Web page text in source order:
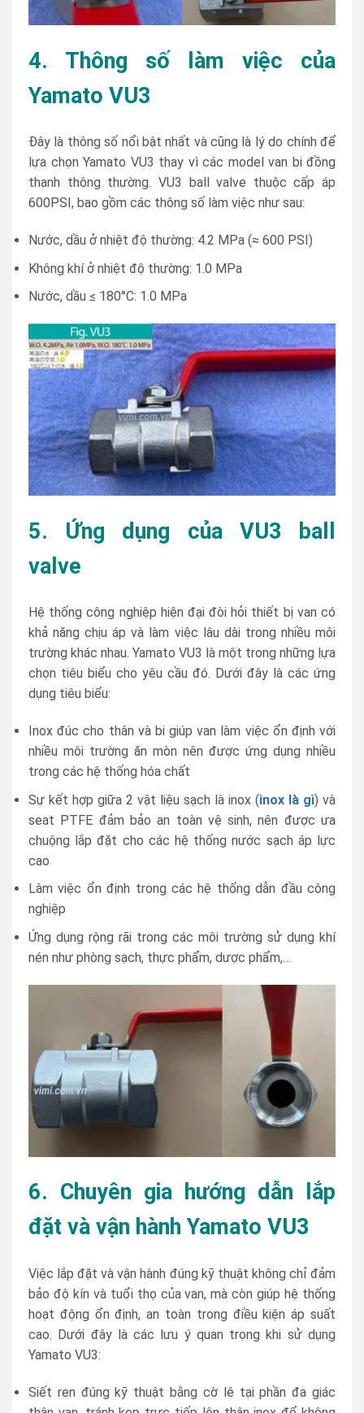
4. Thông số làm việc của
Yamato VU3
Đây là thông số nổi bật nhất và cũng là lý do chính để
lựa chọn Yamato VU3 thay vì các model van bi đồng
thanh thông thường. VU3 ball valve thuộc cấp áp
600PSI, bao gồm các thông số làm việc như sau:
Nước, dầu ở nhiệt độ thường: 4.2 MPa (≈ 600 PSI)
Không khí ở nhiệt độ thường: 1.0 MPa
Nước, dầu ≤ 180°C: 1.0 MPa
5. Ứng dụng của VU3 ball
valve
Hệ thống công nghiệp hiện đại đòi hỏi thiết bị van có
khả năng chịu áp và làm việc lâu dài trong nhiều môi
trường khác nhau. Yamato VU3 là một trong những lựa
chọn tiêu biểu cho yêu cầu đó. Dưới đây là các ứng
dụng tiêu biểu:
Inox đúc cho thân và bi giúp van làm việc ổn định với
nhiều môi trường ăn mòn nên được ứng dụng nhiều
trong các hệ thống hóa chất
Sự kết hợp giữa 2 vật liệu sạch là inox (inox là gì) và
seat PTFE đảm bảo an toàn vệ sinh, nên được ưa
chuộng lắp đặt cho các hệ thống nước sạch áp lực
cao
Làm việc ổn định trong các hệ thống dẫn đầu công
nghiệp
Ứng dụng rộng rãi trong các môi trường sử dụng khí
nén như phòng sạch, thực phẩm, dược phẩm,…
6. Chuyên gia hướng dẫn lắp
đặt và vận hành Yamato VU3
Việc lắp đặt và vận hành đúng kỹ thuật không chỉ đảm
bảo độ kín và tuổi thọ của van, mà còn giúp hệ thống
hoạt động ổn định, an toàn trong điều kiện áp suất
cao. Dưới đây là các lưu ý quan trọng khi sử dụng
Yamato VU3:
Siết ren đúng kỹ thuật bằng cờ lê tại phần đa giác